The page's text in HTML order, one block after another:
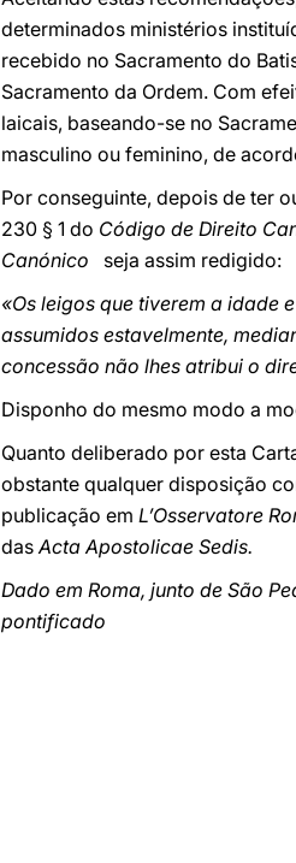
determinados ministérios
recebido no Sacramento do
Sacramento da Ordem. Com
laicais, baseando-se no
masculino ou feminino, de
Por conseguinte, depois de ter
230 § 1 do Código de Direito
Canónico
seja assim redigido:
«Os leigos que tiverem a idade
assumidos estavelmente,
concessão não lhes atribui o
Disponho do mesmo modo a
Quanto deliberado por esta
obstante qualquer disposição
publicação em L’Osservatore
dasActa Apostolicae Sedis.
Dado em Roma, junto de São
pontificado